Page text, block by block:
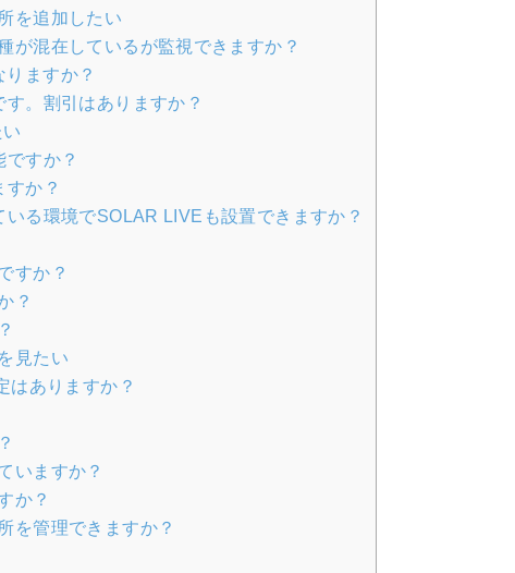
を追加したい
が混在しているが監視できますか？
ますか？
。割引はありますか？
すか？
すか？
る環境でSOLAR LIVEも設置できますか？
すか？
？
見たい
はありますか？
いますか？
か？
を管理できますか？